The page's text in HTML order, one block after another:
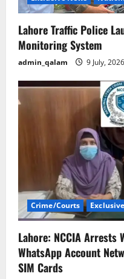
n
Lahore Traffic Police
Monitoring System
admin_qalam 9 July, 2026
Crime/Courts
Lahore: NCCIA Arrests
WhatsApp Account
SIM Cards